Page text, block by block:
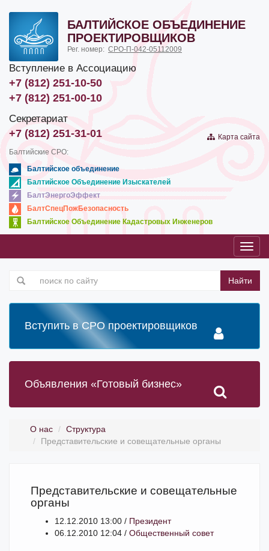
БАЛТИЙСКОЕ ОБЪЕДИНЕНИЕ
ПРОЕКТИРОВЩИКОВ
Рег. номер: СРО-П-042-05112009
Вступление в Ассоциацию
+7 (812) 251-10-50
+7 (812) 251-00-10
Секретариат
+7 (812) 251-31-01
Карта сайта
Балтийские СРО:
Балтийское объединение
Балтийское Объединение Изыскателей
БалтЭнергоЭффект
БалтСпецПожБезопасность
Балтийское Объединение Кадастровых Инженеров
Найти
Вступить в СРО проектировщиков
Объявления «Готовый бизнес»
О нас
Структура
Представительские и совещательные органы
Представительские и совещательные
органы
12.12.2010 13:00 / Президент
06.12.2010 12:04 / Общественный совет